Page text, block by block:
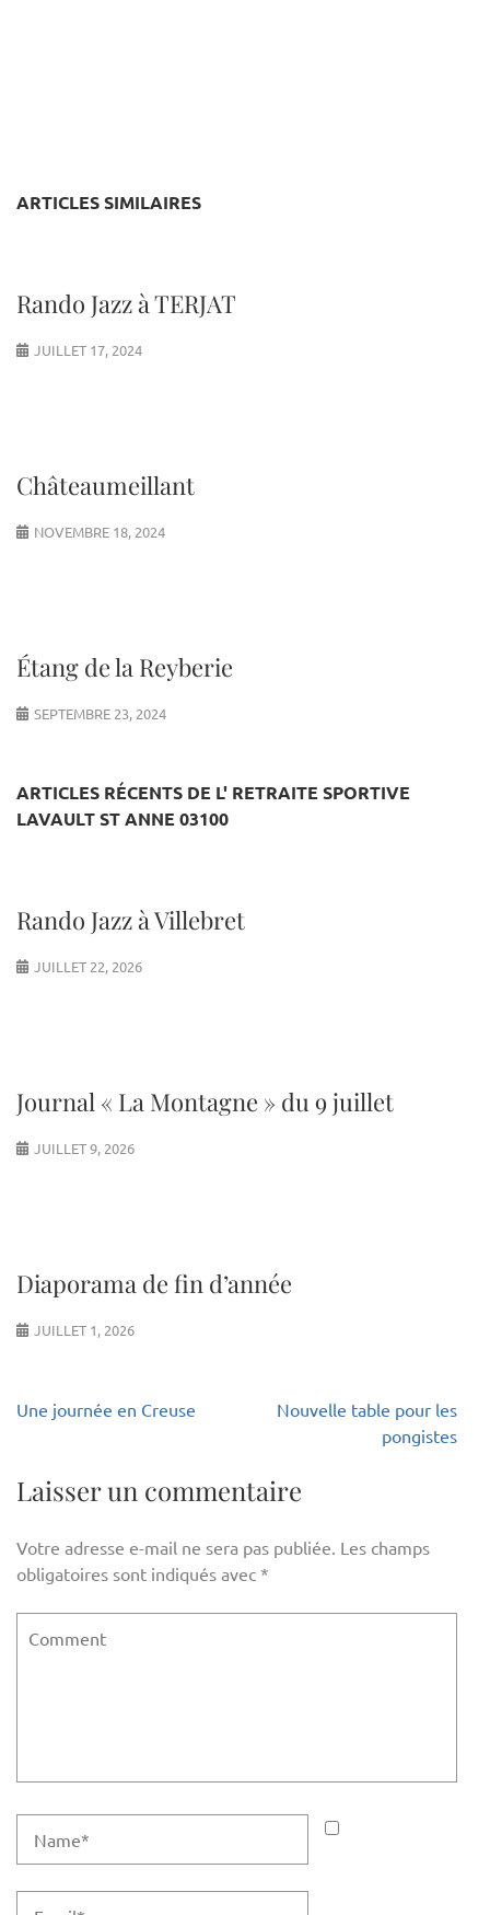
ARTICLES SIMILAIRES
Rando Jazz à TERJAT
JUILLET 17, 2024
Châteaumeillant
NOVEMBRE 18, 2024
Étang de la Reyberie
SEPTEMBRE 23, 2024
ARTICLES RÉCENTS DE L' RETRAITE SPORTIVE
LAVAULT ST ANNE 03100
Rando Jazz à Villebret
JUILLET 22, 2026
Journal « La Montagne » du 9 juillet
JUILLET 9, 2026
Diaporama de fin d’année
JUILLET 1, 2026
Navigation
Une journée en Creuse
Nouvelle table pour les
pongistes
Laisser un commentaire
Votre adresse e-mail ne sera pas publiée. Les champs
obligatoires sont indiqués avec *